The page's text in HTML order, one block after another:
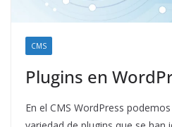
CMS
Plugins en
En el CMS WordPress